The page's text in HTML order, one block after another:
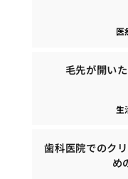
医
毛先が開い
生
歯科医院でのク
め